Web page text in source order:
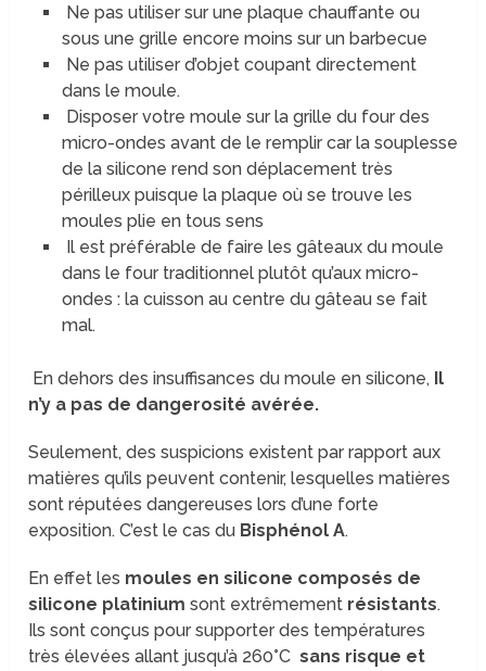
Ne pas utiliser sur une plaque chauffante ou
sous une grille encore moins sur un barbecue
Ne pas utiliser d’objet coupant directement
dans le moule.
Disposer votre moule sur la grille du four des
micro-ondes avant de le remplir car la souplesse
de la silicone rend son déplacement très
périlleux puisque la plaque où se trouve les
moules plie en tous sens
Il est préférable de faire les gâteaux du moule
dans le four traditionnel plutôt qu’aux micro-
ondes : la cuisson au centre du gâteau se fait
mal.
En dehors des insuffisances du moule en silicone, Il
n’y a pas de dangerosité avérée.
Seulement, des suspicions existent par rapport aux
matières qu’ils peuvent contenir, lesquelles matières
sont réputées dangereuses lors d’une forte
exposition. C’est le cas du Bisphénol A.
En effet les moules en silicone composés de
silicone platiniumsont extrêmement résistants.
Ils sont conçus pour supporter des températures
très élevées allant jusqu’à 260°Csans risque et